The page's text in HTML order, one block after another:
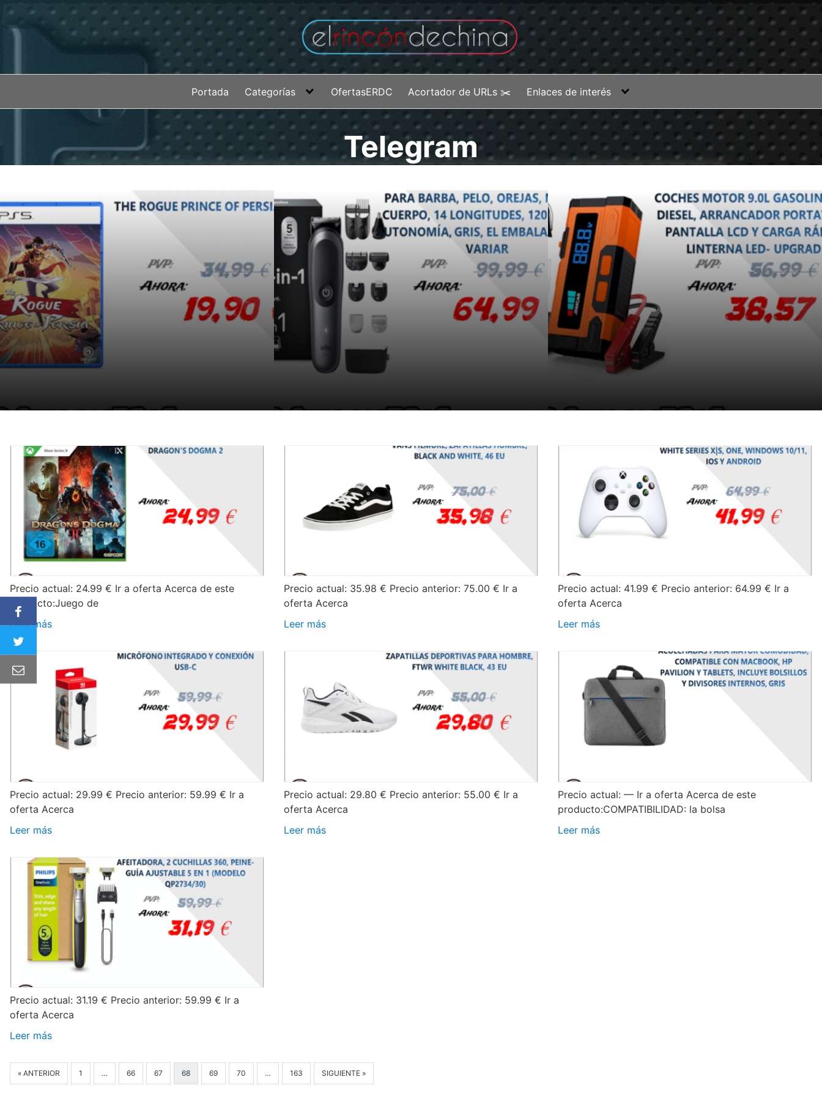
Saltar
contenido
Portada Categorías OfertasERDC Acortador de URLs ✂️ Enlaces de interés
Telegram
Precio actual: 24.99 € Ir a oferta Acerca de este
producto:Juego de
Leer más
Precio actual: 35.98 € Precio anterior: 75.00 € Ir a
oferta Acerca
Leer más
Precio actual: 41.99 € Precio anterior: 64.99 € Ir a
oferta Acerca
Leer más
Precio actual: 29.99 € Precio anterior: 59.99 € Ir a
oferta Acerca
Leer más
Precio actual: 29.80 € Precio anterior: 55.00 € Ir a
oferta Acerca
Leer más
Precio actual: — Ir a oferta Acerca de este
producto:COMPATIBILIDAD: la bolsa
Leer más
Precio actual: 31.19 € Precio anterior: 59.99 € Ir a
oferta Acerca
Leer más
« ANTERIOR 1 … 66 67 68 69 70 … 163 SIGUIENTE »